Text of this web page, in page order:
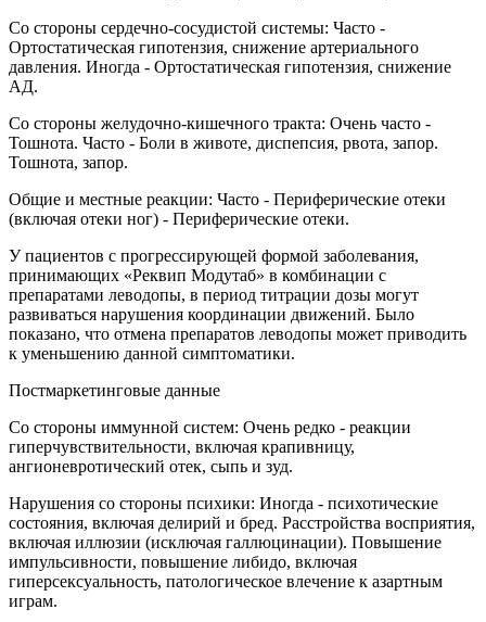
Со стороны сердечно-сосудистой системы: Часто -
Ортостатическая гипотензия, снижение артериального
давления. Иногда - Ортостатическая гипотензия, снижение
АД.
Со стороны желудочно-кишечного тракта: Очень часто -
Тошнота. Часто - Боли в животе, диспепсия, рвота, запор.
Тошнота, запор.
Общие и местные реакции: Часто - Периферические отеки
(включая отеки ног) - Периферические отеки.
У пациентов с прогрессирующей формой заболевания,
принимающих «Реквип Модутаб» в комбинации с
препаратами леводопы, в период титрации дозы могут
развиваться нарушения координации движений. Было
показано, что отмена препаратов леводопы может приводить
к уменьшению данной симптоматики.
Постмаркетинговые данные
Со стороны иммунной систем: Очень редко - реакции
гиперчувствительности, включая крапивницу,
ангионевротический отек, сыпь и зуд.
Нарушения со стороны психики: Иногда - психотические
состояния, включая делирий и бред. Расстройства восприятия,
включая иллюзии (исключая галлюцинации). Повышение
импульсивности, повышение либидо, включая
гиперсексуальность, патологическое влечение к азартным
играм.